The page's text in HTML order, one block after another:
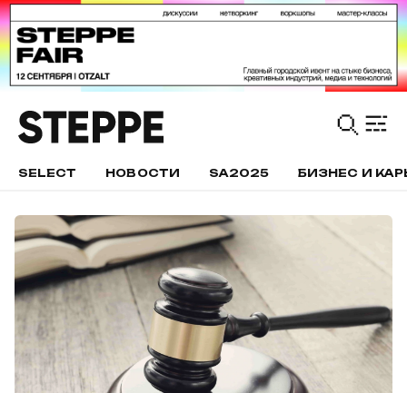
SELECT НОВОСТИ SA2025 БИЗНЕС И